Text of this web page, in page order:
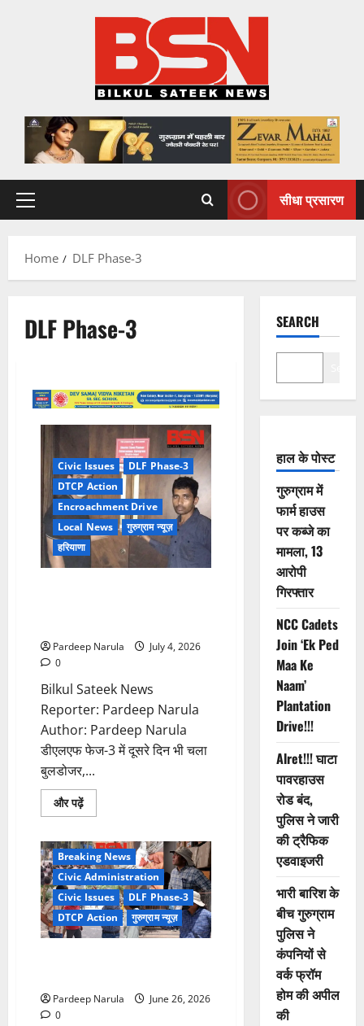
Primary
सीधा प्रसारण
Home DLF Phase-3
DLF Phase-3
Civic Issues
DLF Phase-3
DTCP Action
Encroachment Drive
Local News
गुरुग्राम न्यूज़
हरियाणा
Pardeep Narula
July 4, 2026
0
Bilkul Sateek News
Reporter: Pardeep Narula
Author: Pardeep Narula
डीएलएफ फेज-3 में दूसरे दिन भी चला
बुलडोजर,...
और पढ़ेंRead
more
फेज-3
में
दूसरे
दिन
भी
चला
बुलडोजर,
अवैध
निर्माण
सील
Breaking News
Civic Administration
Civic Issues
DLF Phase-3
DTCP Action
गुरुग्राम न्यूज़
Pardeep Narula
June 26, 2026
0
SEARCH
हाल के पोस्ट
गुरुग्राम में
फार्म हाउस
पर कब्जे का
मामला, 13
आरोपी
गिरफ्तार
NCC Cadets
Join ‘Ek Ped
Maa Ke
Naam’
Plantation
Drive!!!
Alret!!! घाटा
पावरहाउस
रोड बंद,
पुलिस ने जारी
की ट्रैफिक
एडवाइजरी
भारी बारिश के
बीच गुरुग्राम
पुलिस ने
कंपनियों से
वर्क फ्रॉम
होम की अपील
की